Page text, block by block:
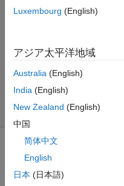
新
ュ
ー
間)
Luxembourg (English)
アジア太平洋地域
Australia (English)
India (English)
New Zealand (English)
中国
简体中文
English
日本 (日本語)